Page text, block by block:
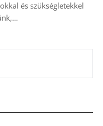
és szükségletekkel